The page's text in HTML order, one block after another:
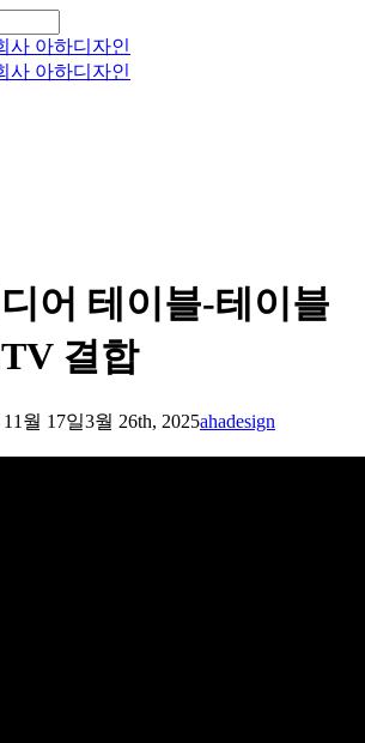
어 테이블-테이블
결합
월 17일3월 26th, 2025ahadesign